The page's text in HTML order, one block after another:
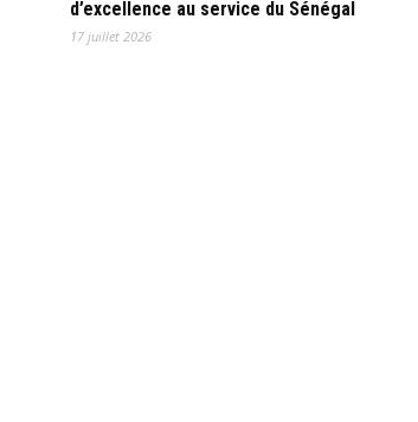
d’excellence au service du Sénégal
17 juillet 2026